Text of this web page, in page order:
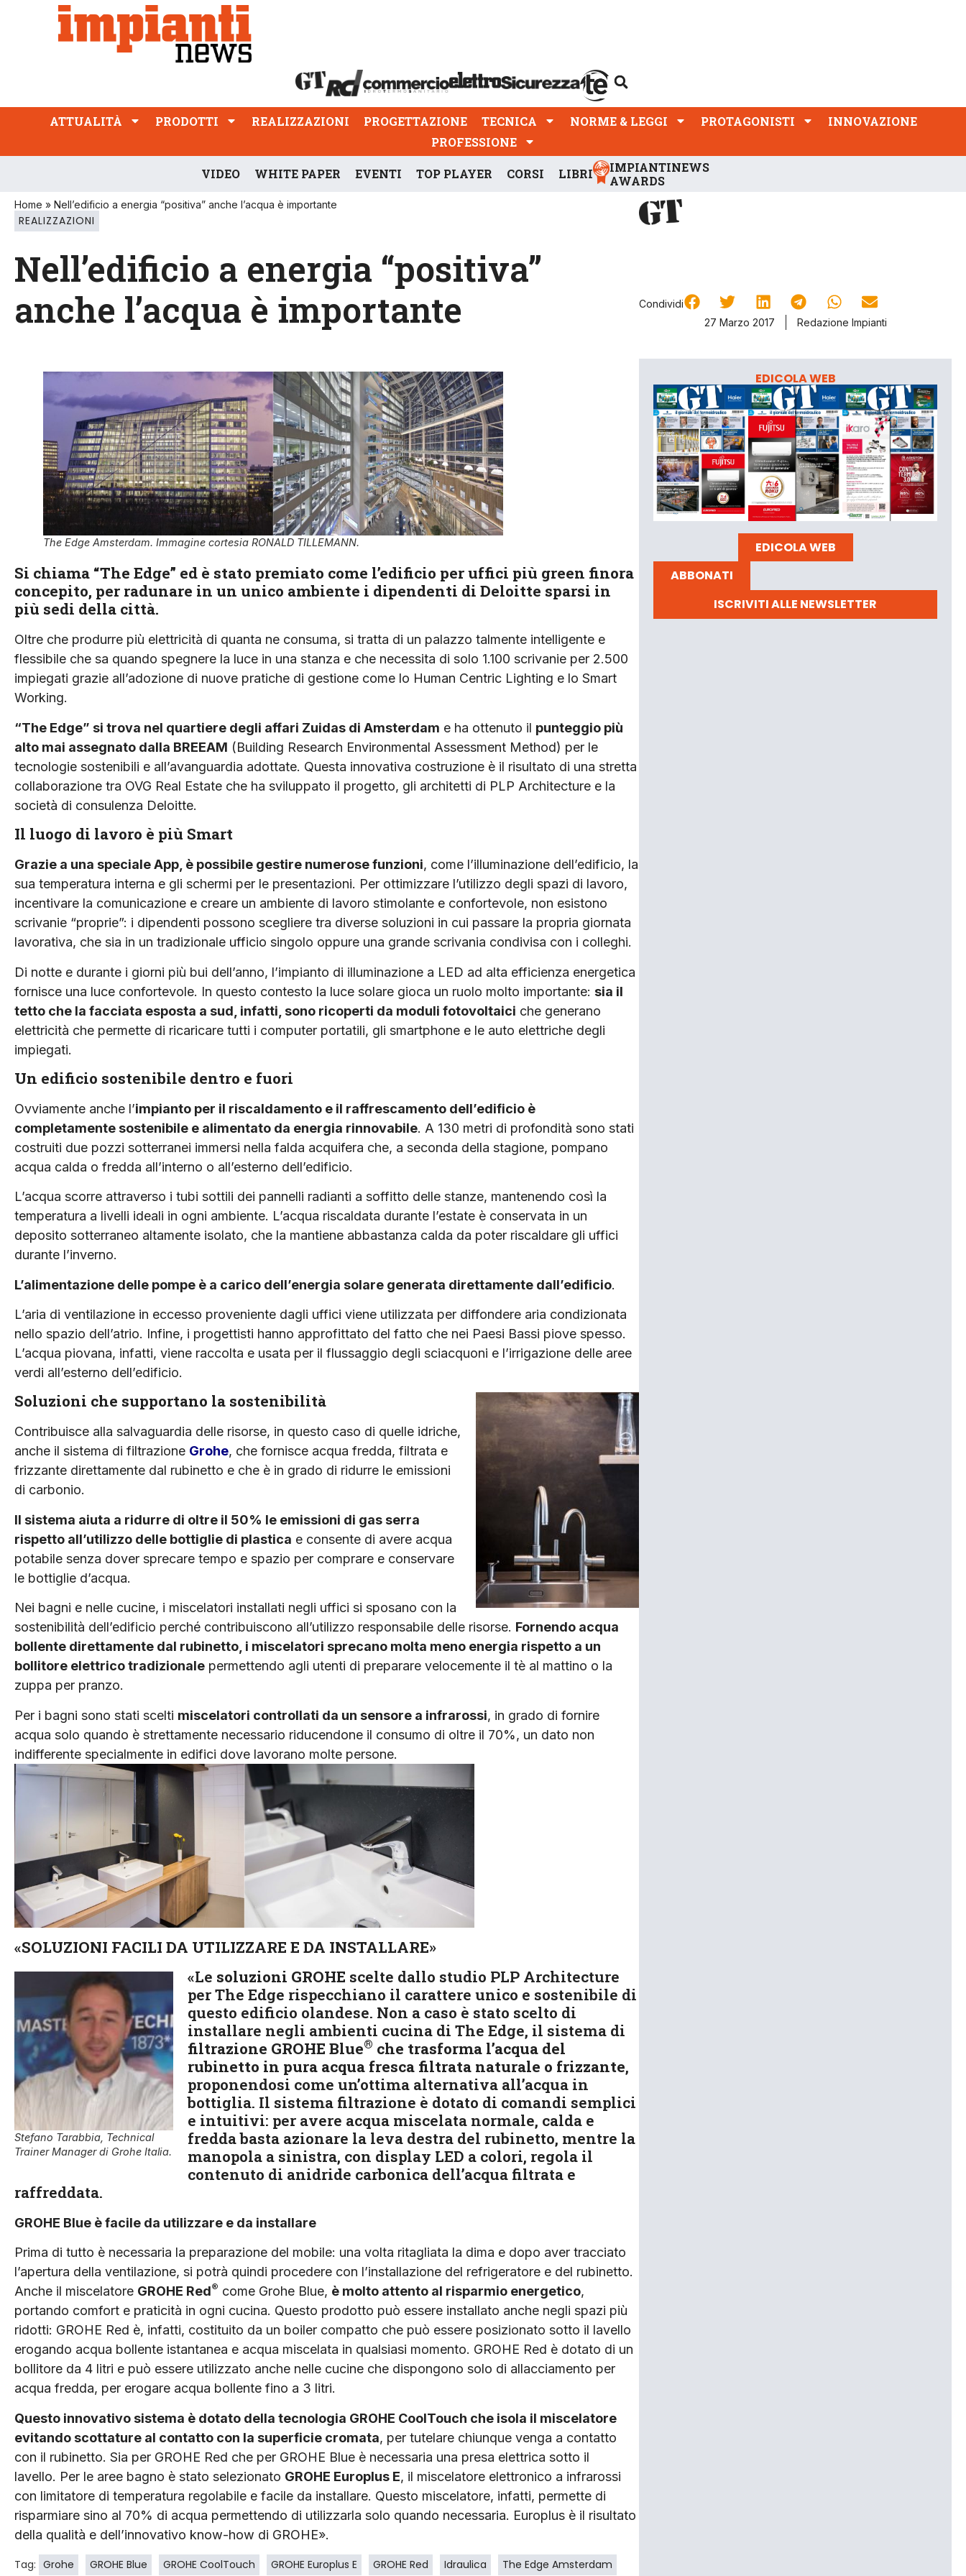
ATTUALITÀ PRODOTTI REALIZZAZIONI
PROFESSIONE
ATTUALITÀ PRODOTTI REALIZZAZIONI PROGETTAZIONE TECNICA NORME & LEGGI PROTAGONISTI
INNOVAZIONE
PROFESSIONE
VIDEO WHITE PAPER EVENTI TOP PLAYER CORSI LIBRI
IMPIANTINEWS
AWARDS
Home » Nell’edificio a energia “positiva” anche l’acqua è importante
REALIZZAZIONI
Nell’edificio a energia “positiva”
anche l’acqua è importante
Condividi
27 Marzo 2017
Redazione Impianti
The Edge Amsterdam. Immagine cortesia RONALD TILLEMANN.
Si chiama “The Edge” ed è stato premiato come l’edificio per uffici più green finora
concepito, per radunare in un unico ambiente i dipendenti di Deloitte sparsi in
più sedi della città.
Oltre che produrre più elettricità di quanta ne consuma, si tratta di un palazzo talmente intelligente e
flessibile che sa quando spegnere la luce in una stanza e che necessita di solo 1.100 scrivanie per 2.500
impiegati grazie all’adozione di nuove pratiche di gestione come lo Human Centric Lighting e lo Smart
Working.
“The Edge” si trova nel quartiere degli affari Zuidas di Amsterdam e ha ottenuto il punteggio più
alto mai assegnato dalla BREEAM (Building Research Environmental Assessment Method) per le
tecnologie sostenibili e all’avanguardia adottate. Questa innovativa costruzione è il risultato di una stretta
collaborazione tra OVG Real Estate che ha sviluppato il progetto, gli architetti di PLP Architecture e la
società di consulenza Deloitte.
Il luogo di lavoro è più Smart
Grazie a una speciale App, è possibile gestire numerose funzioni, come l’illuminazione dell’edificio, la
sua temperatura interna e gli schermi per le presentazioni. Per ottimizzare l’utilizzo degli spazi di lavoro,
incentivare la comunicazione e creare un ambiente di lavoro stimolante e confortevole, non esistono
scrivanie “proprie”: i dipendenti possono scegliere tra diverse soluzioni in cui passare la propria giornata
lavorativa, che sia in un tradizionale ufficio singolo oppure una grande scrivania condivisa con i colleghi.
Di notte e durante i giorni più bui dell’anno, l’impianto di illuminazione a LED ad alta efficienza energetica
fornisce una luce confortevole. In questo contesto la luce solare gioca un ruolo molto importante: sia il
tetto che la facciata esposta a sud, infatti, sono ricoperti da moduli fotovoltaici che generano
elettricità che permette di ricaricare tutti i computer portatili, gli smartphone e le auto elettriche degli
impiegati.
Un edificio sostenibile dentro e fuori
Ovviamente anche l’impianto per il riscaldamento e il raffrescamento dell’edificio è
completamente sostenibile e alimentato da energia rinnovabile. A 130 metri di profondità sono stati
costruiti due pozzi sotterranei immersi nella falda acquifera che, a seconda della stagione, pompano
acqua calda o fredda all’interno o all’esterno dell’edificio.
L’acqua scorre attraverso i tubi sottili dei pannelli radianti a soffitto delle stanze, mantenendo così la
temperatura a livelli ideali in ogni ambiente. L’acqua riscaldata durante l’estate è conservata in un
deposito sotterraneo altamente isolato, che la mantiene abbastanza calda da poter riscaldare gli uffici
durante l’inverno.
L’alimentazione delle pompe è a carico dell’energia solare generata direttamente dall’edificio.
L’aria di ventilazione in eccesso proveniente dagli uffici viene utilizzata per diffondere aria condizionata
nello spazio dell’atrio. Infine, i progettisti hanno approfittato del fatto che nei Paesi Bassi piove spesso.
L’acqua piovana, infatti, viene raccolta e usata per il flussaggio degli sciacquoni e l’irrigazione delle aree
verdi all’esterno dell’edificio.
Soluzioni che supportano la sostenibilità
Contribuisce alla salvaguardia delle risorse, in questo caso di quelle idriche,
anche il sistema di filtrazione Grohe, che fornisce acqua fredda, filtrata e
frizzante direttamente dal rubinetto e che è in grado di ridurre le emissioni
di carbonio.
Il sistema aiuta a ridurre di oltre il 50% le emissioni di gas serra
rispetto all’utilizzo delle bottiglie di plastica e consente di avere acqua
potabile senza dover sprecare tempo e spazio per comprare e conservare
le bottiglie d’acqua.
Nei bagni e nelle cucine, i miscelatori installati negli uffici si sposano con la
sostenibilità dell’edificio perché contribuiscono all’utilizzo responsabile delle risorse. Fornendo acqua
bollente direttamente dal rubinetto, i miscelatori sprecano molta meno energia rispetto a un
bollitore elettrico tradizionale permettendo agli utenti di preparare velocemente il tè al mattino o la
zuppa per pranzo.
Per i bagni sono stati scelti miscelatori controllati da un sensore a infrarossi, in grado di fornire
acqua solo quando è strettamente necessario riducendone il consumo di oltre il 70%, un dato non
indifferente specialmente in edifici dove lavorano molte persone.
«SOLUZIONI FACILI DA UTILIZZARE E DA INSTALLARE»
Stefano Tarabbia, Technical
Trainer Manager di Grohe Italia.
«Le soluzioni GROHE scelte dallo studio PLP Architecture
per The Edge rispecchiano il carattere unico e sostenibile di
questo edificio olandese. Non a caso è stato scelto di
installare negli ambienti cucina di The Edge, il sistema di
filtrazione GROHE Blue® che trasforma l’acqua del
rubinetto in pura acqua fresca filtrata naturale o frizzante,
proponendosi come un’ottima alternativa all’acqua in
bottiglia. Il sistema filtrazione è dotato di comandi semplici
e intuitivi: per avere acqua miscelata normale, calda e
fredda basta azionare la leva destra del rubinetto, mentre la
manopola a sinistra, con display LED a colori, regola il
contenuto di anidride carbonica dell’acqua filtrata e
raffreddata.
GROHE Blue è facile da utilizzare e da installare
Prima di tutto è necessaria la preparazione del mobile: una volta ritagliata la dima e dopo aver tracciato
l’apertura della ventilazione, si potrà quindi procedere con l’installazione del refrigeratore e del rubinetto.
Anche il miscelatore GROHE Red® come Grohe Blue, è molto attento al risparmio energetico,
portando comfort e praticità in ogni cucina. Questo prodotto può essere installato anche negli spazi più
ridotti: GROHE Red è, infatti, costituito da un boiler compatto che può essere posizionato sotto il lavello
erogando acqua bollente istantanea e acqua miscelata in qualsiasi momento. GROHE Red è dotato di un
bollitore da 4 litri e può essere utilizzato anche nelle cucine che dispongono solo di allacciamento per
acqua fredda, per erogare acqua bollente fino a 3 litri.
Questo innovativo sistema è dotato della tecnologia GROHE CoolTouch che isola il miscelatore
evitando scottature al contatto con la superficie cromata, per tutelare chiunque venga a contatto
con il rubinetto. Sia per GROHE Red che per GROHE Blue è necessaria una presa elettrica sotto il
lavello. Per le aree bagno è stato selezionato GROHE Europlus E, il miscelatore elettronico a infrarossi
con limitatore di temperatura regolabile e facile da installare. Questo miscelatore, infatti, permette di
risparmiare sino al 70% di acqua permettendo di utilizzarla solo quando necessaria. Europlus è il risultato
della qualità e dell’innovativo know-how di GROHE».
Tag: Grohe GROHE Blue GROHE CoolTouch GROHE Europlus E GROHE Red Idraulica The Edge Amsterdam
EDICOLA WEB
EDICOLA WEB
ABBONATI
ISCRIVITI ALLE NEWSLETTER